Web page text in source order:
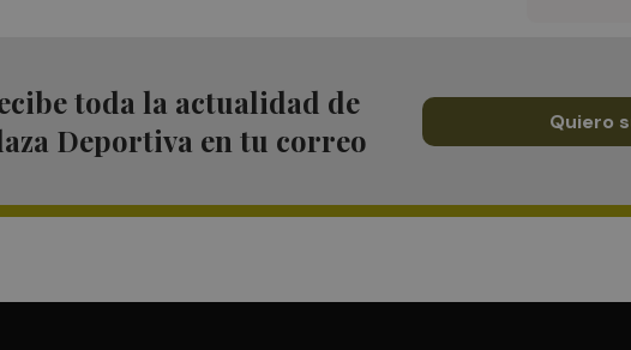
toda la actualidad de
Deportiva en tu correo
Quiero